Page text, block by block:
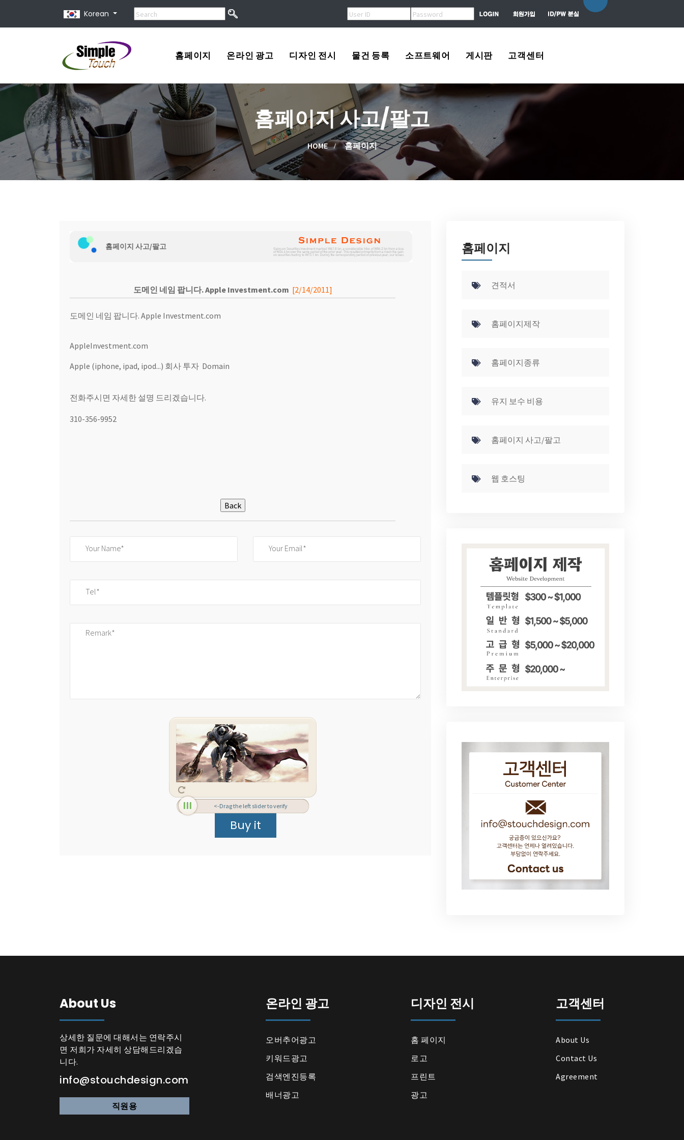
Korean
홈페이지
포트폴리오
견적서
홈페이지 제작
홈페이지 종류
온라인 광고
오버추어광고
키워드광고
검색엔진등록
배너광고
디자인 전시
프린트
광고
동영상
물건 등록
USA
Korea
China
Other
소프트웨어 게시판
자유게시판
질문 / 대답
News Center
고객센터
About Us
홈페이지 사고/팔고
HOME 홈페이지
홈페이지 사고/팔고
도메인 네임 팝니다. Apple Investment.com [2/14/2011]
도메인 네임 팝니다. Apple Investment.com
AppleInvestment.com
Apple (iphone, ipad, ipod...) 회사 투자 Domain
전화주시면 자세한 설명 드리겠습니다.
310-356-9952
<-Drag the left slider to verify
홈페이지
견적서
홈페이지제작
홈페이지종류
유지 보수 비용
홈페이지 사고/팔고
웹 호스팅
About Us
상세한 질문에 대해서는 연락주시
면 저희가 자세히 상담해드리겠습
니다.
info@stouchdesign.com
직원용
온라인 광고
오버추어광고
키워드광고
검색엔진등록
배너광고
디자인 전시
홈 페이지
로고
프린트
광고
고객센터
About Us
Contact Us
Agreement